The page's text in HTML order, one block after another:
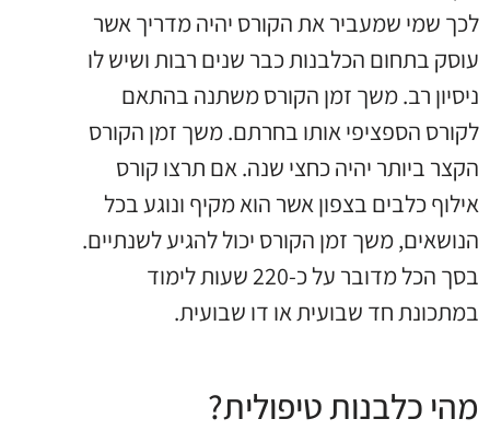
לכך שמי שמעביר את הקורס יהיה מדריך אשר
עוסק בתחום הכלבנות כבר שנים רבות ושיש לו
ניסיון רב. משך זמן הקורס משתנה בהתאם
לקורס הספציפי אותו בחרתם. משך זמן הקורס
הקצר ביותר יהיה כחצי שנה. אם תרצו קורס
אילוף כלבים בצפון אשר הוא מקיף ונוגע בכל
הנושאים, משך זמן הקורס יכול להגיע לשנתיים.
בסך הכל מדובר על כ-220 שעות לימוד
במתכונת חד שבועית או דו שבועית.
מהי כלבנות טיפולית?